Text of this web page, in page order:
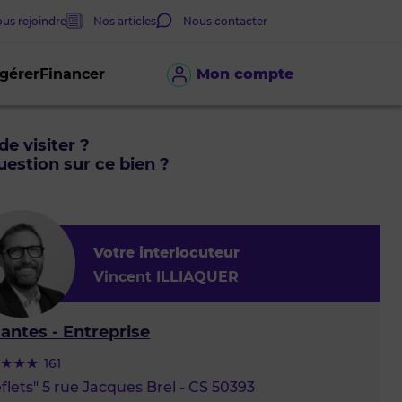
Mon compte
Financer
rejoindre Nos articles Nous contacter
visiter ?
sur ce bien ?
Votre interlocuteur
Vincent ILLIAQUER
- Entreprise
161
5 rue Jacques Brel - CS 50393